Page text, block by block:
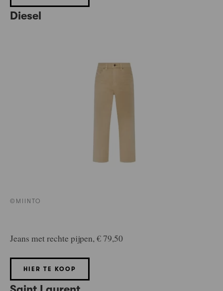
Diesel
©MIINTO
Jeans met rechte pijpen, € 79,50
HIER TE KOOP